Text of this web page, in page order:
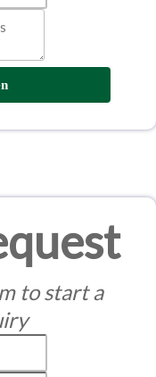
to start a